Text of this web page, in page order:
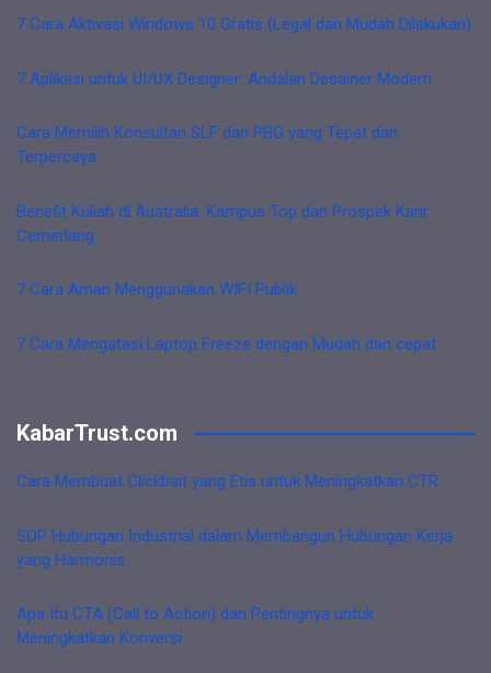
7 Cara Aktivasi Windows 10 Gratis (Legal dan Mudah Dilakukan)
7 Aplikasi untuk UI/UX Designer: Andalan Desainer Modern
Cara Memilih Konsultan SLF dan PBG yang Tepat dan
Terpercaya
Benefit Kuliah di Australia: Kampus Top dan Prospek Karir
Cemerlang
7 Cara Aman Menggunakan WIFI Publik
7 Cara Mengatasi Laptop Freeze dengan Mudah dan cepat
KabarTrust.com
Cara Membuat Clickbait yang Etis untuk Meningkatkan CTR
SOP Hubungan Industrial dalam Membangun Hubungan Kerja
yang Harmonis
Apa Itu CTA (Call to Action) dan Pentingnya untuk
Meningkatkan Konversi